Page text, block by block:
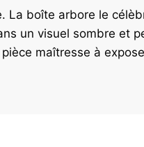
La boîte arbore le
un visuel sombre et
maîtresse à